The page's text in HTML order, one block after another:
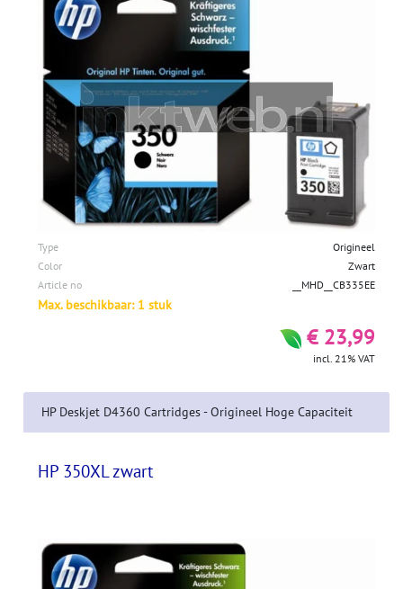
Type
Origineel
Color
Zwart
Article no
__MHD__CB335EE
Max. beschikbaar: 1 stuk
€ 23,99
incl. 21% VAT
HP Deskjet D4360 Cartridges - Origineel Hoge Capaciteit
HP 350XL zwart